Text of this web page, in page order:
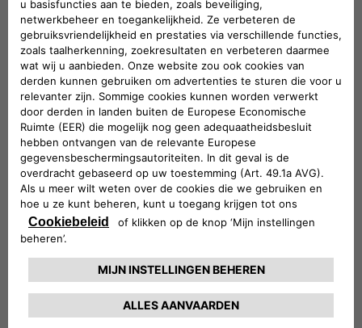
GIULIETTA
Kunt u uw design niet vinden?
Neem contact op met uw dealer
CONFIGUREER
Drie goede redenen om de wielen van
uw Alfa Romeo aan te passen